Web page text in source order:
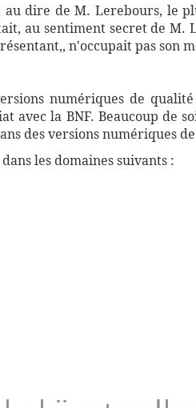
dire de M. Lerebours, le
au sentiment secret de M.
n'occupait pas son
numériques de
avec la BNF. Beaucoup de
des versions numériques
les domaines suivants :